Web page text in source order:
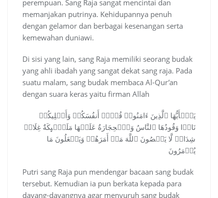
perempuan. Sang Raja sangat mencintai dan
memanjakan putrinya. Kehidupannya penuh
dengan gelamor dan berbagai kesenangan serta
kemewahan duniawi.
Di sisi yang lain, sang Raja memiliki seorang budak
yang ahli ibadah yang sangat dekat sang raja. Pada
suatu malam, sang budak membaca Al-Qur’an
dengan suara keras yaitu firman Allah
یَـٰۤأَیُّهَا ٱلَّذِینَ ءَامَنُوا۟ قُوۤا۟ أَنفُسَكُمۡ وَأَهۡلِیكُمۡ
نَارࣰا وَقُودُهَا ٱلنَّاسُ وَٱلۡحِجَارَةُ عَلَیۡهَا مَلَـٰۤىِٕكَةٌ غِلَاظࣱ
شِدَادࣱ لَّا یَعۡصُونَ ٱللَّهَ مَاۤ أَمَرَهُمۡ وَیَفۡعَلُونَ مَا
یُؤۡمَرُونَ
Putri sang Raja pun mendengar bacaan sang budak
tersebut. Kemudian ia pun berkata kepada para
dayang-dayangnya agar menyuruh sang budak